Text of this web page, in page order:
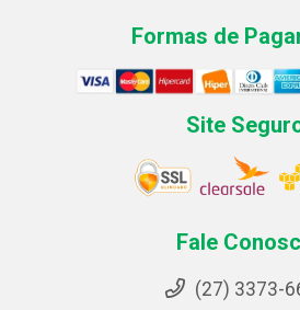
Formas de
Site
Fale
(27) 3373-